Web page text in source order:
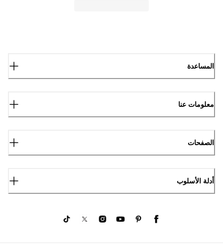
المساعدة
معلومات عنا
الصفحات
أدلة الأسلوب